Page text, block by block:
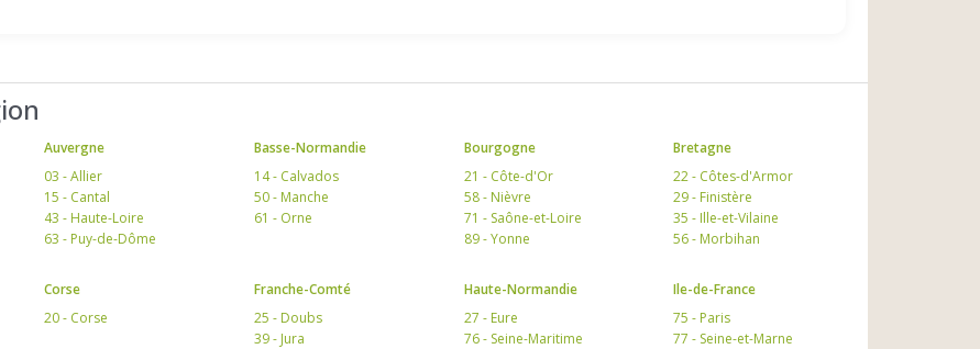
Auvergne
03 - Allier
15 - Cantal
43 - Haute-Loire
63 - Puy-de-Dôme
Basse-Normandie
14 - Calvados
50 - Manche
61 - Orne
Bourgogne
21 - Côte-d'Or
58 - Nièvre
71 - Saône-et-Loire
89 - Yonne
Bretagne
22 - Côtes-d'Armor
29 - Finistère
35 - Ille-et-Vilaine
56 - Morbihan
Corse
20 - Corse
Franche-Comté
25 - Doubs
39 - Jura
Haute-Normandie
27 - Eure
76 - Seine-Maritime
Ile-de-France
75 - Paris
77 - Seine-et-Marne